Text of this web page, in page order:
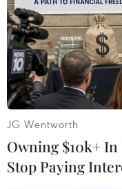
Do các hồ đều
đá để chèn làm
chất trong quá
thường mang
nhanh các hồ
vùng nuôitrồng
sinh dịch bệnh.
JG Wentworth
Owning $10k+
Stop Paying